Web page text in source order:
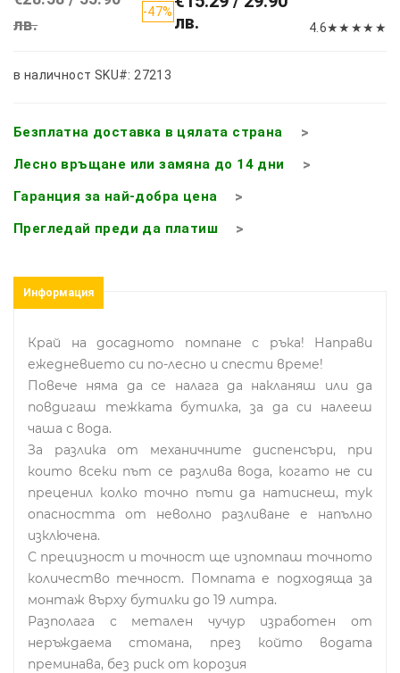
лв.
-47%лв.
4.6★★ ★★ ★
в наличност SKU#: 27213
Безплатна доставка в цялата страна
Лесно връщане или замяна до 14 дни
Гаранция за най-добра цена
Прегледай преди да платиш
Информация
Край на досадното помпане с ръка! Направи
ежедневието си по-лесно и спести време!
Повече няма да се налага да накланяш или да
повдигаш тежката бутилка, за да си налееш
чаша с вода.
За разлика от механичните диспенсъри, при
които всеки път се разлива вода, когато не си
преценил колко точно пъти да натиснеш, тук
опасността от неволно разливане е напълно
изключена.
С прецизност и точност ще изпомпаш точното
количество течност. Помпата е подходяща за
монтаж върху бутилки до 19 литра.
Разполага с метален чучур изработен от
неръждаема стомана, през който водата
преминава, без риск от корозия